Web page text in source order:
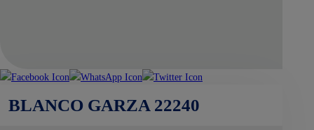
BLANCO GARZA 22240